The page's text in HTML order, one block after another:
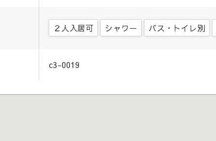
２人入居可 シャワー バス・トイレ別
c3-0019